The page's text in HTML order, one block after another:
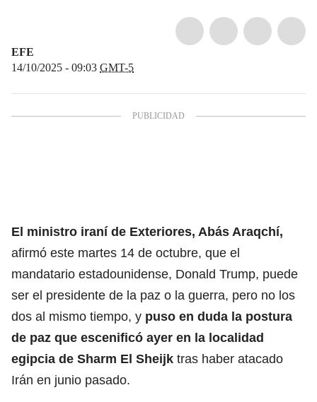
EFE
14/10/2025 - 09:03 GMT-5
El ministro iraní de Exteriores, Abás Araqchí,
afirmó este martes 14 de octubre, que el
mandatario estadounidense, Donald Trump, puede
ser el presidente de la paz o la guerra, pero no los
dos al mismo tiempo, y puso en duda la postura
de paz que escenificó ayer en la localidad
egipcia de Sharm El Sheijk tras haber atacado
Irán en junio pasado.